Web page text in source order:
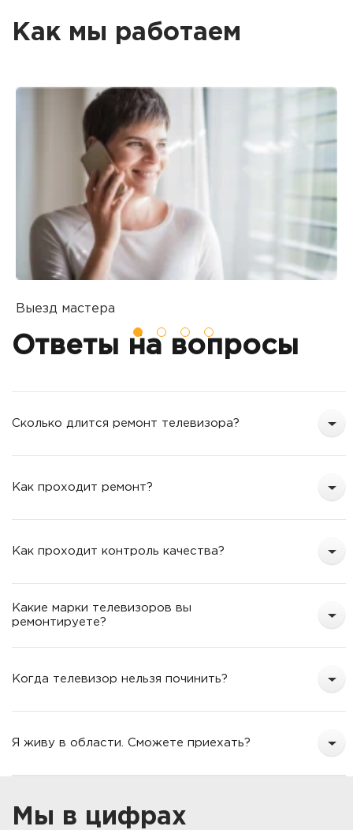
Как мы работаем
Выезд мастера
Вы оставляете заявку на ремонт
Ответы на вопросы
Сколько длится ремонт телевизора?
Как проходит ремонт?
Как проходит контроль качества?
Какие марки телевизоров вы
ремонтируете?
Когда телевизор нельзя починить?
Я живу в области. Сможете приехать?
Мы в цифрах